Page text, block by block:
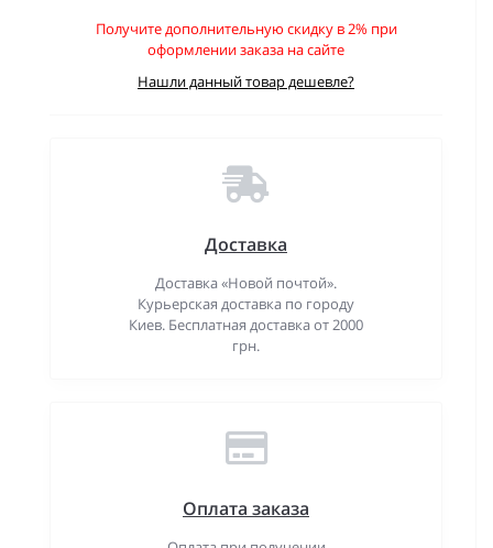
Получите дополнительную скидку в 2% при
оформлении заказа на сайте
Нашли данный товар дешевле?
Доставка
Доставка «Новой почтой».
Курьерская доставка по городу
Киев. Бесплатная доставка от 2000
грн.
Оплата заказа